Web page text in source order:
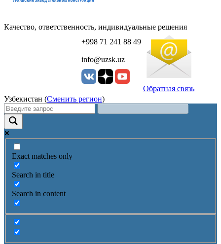
Качество, ответственность, индивидуальные решения
+998 71 241 88 49
info@uzsk.uz
Обратная связь
Узбекистан (Сменить регион)
Exact matches only
Search in title
Search in content